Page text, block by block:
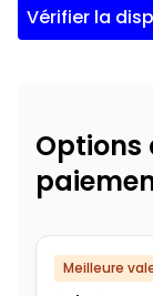
Vérifier la
Options
Meilleure